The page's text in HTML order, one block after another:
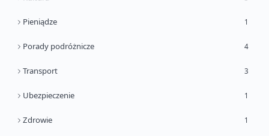
Pieniądze 1
Porady podróżnicze 4
Transport 3
Ubezpieczenie 1
Zdrowie 1